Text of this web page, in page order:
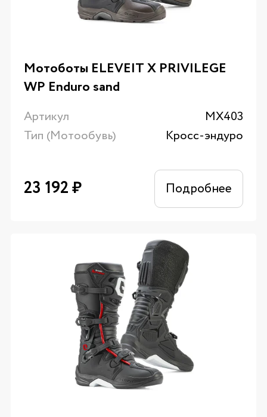
Мотоботы ELEVEIT X PRIVILEGE
WP Enduro sand
Артикул
MX403
Тип (Мотообувь)
Кросс-эндуро
23 192₽ Подробнее